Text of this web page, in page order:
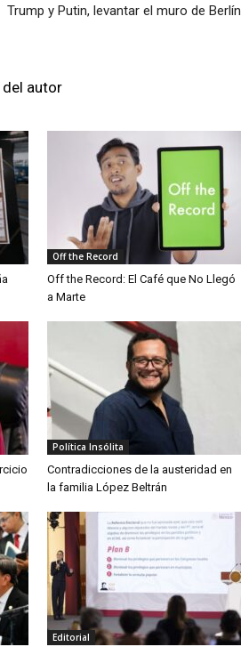
Trump y Putin, levantar el muro de Berlín
del autor
Off the Record
Off the Record: El Café que No Llegó
a Marte
Política Insólita
Contradicciones de la austeridad en
la familia López Beltrán
Editorial